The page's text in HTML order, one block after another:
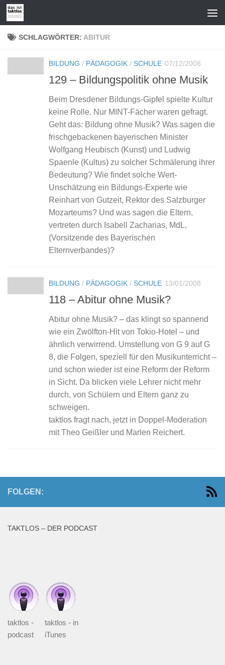
Zum Inhalt springen
SCHLAGWÖRTER: ABITUR
BILDUNG / PÄDAGOGIK / SCHULE 07/12/2008
129 – Bildungspolitik ohne Musik
Beim Dresdener Bildungs-Gipfel spielte Kultur
keine Rolle. Nur MINT-Fächer waren gefragt.
Geht das: Bildung ohne Musik? Was sagen die
frischgebackenen bayerischen Minister
Wolfgang Heubisch (Kunst) und Ludwig
Spaenle (Kultus) zu solcher Schmälerung ihrer
Bedeutung? Wie findet solche Wert-
Unschätzung ein Bildungs-Experte wie
Reinhart von Gutzeit, Rektor des Salzburger
Mozarteums? Und was sagen die Eltern,
vertreten durch Isabell Zacharias, MdL,
(Vorsitzende des Bayerischen
Elternverbandes)?
BILDUNG / PÄDAGOGIK / SCHULE 13/01/2008
118 – Abitur ohne Musik?
Abitur ohne Musik? – das klingt so spannend
wie ein Zwölfton-Hit von Tokio-Hotel – und
ähnlich verwirrend. Umstellung von G 9 auf G
8, die Folgen, speziell für den Musikunterricht –
und schon wieder ist eine Reform der Reform
in Sicht. Da blicken viele Lehrer nicht mehr
durch, von Schülern und Eltern ganz zu
schweigen.
taktlos fragt nach, jetzt in Doppel-Moderation
mit Theo Geißler und Marlen Reichert.
FOLGEN:
TAKTLOS – DER PODCAST
taktlos -
podcast
taktlos - in
iTunes